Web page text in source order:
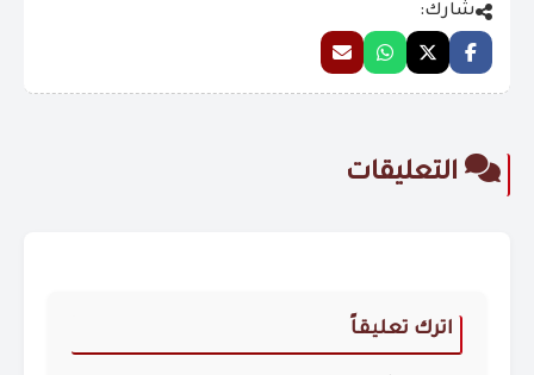
شارك:
التعليقات
اترك تعليقاً